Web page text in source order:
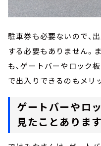
駐車券も必要ないので、
する必要もありません。
も、ゲートバーやロック
で出入りできるのもメリ
ゲートバーやロ
見たことありま